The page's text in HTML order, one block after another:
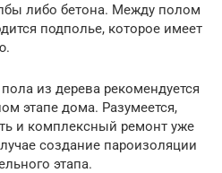
либо бетона. Между полом
подполье, которое имеет
из дерева рекомендуется
этапе дома. Разумеется,
и комплексный ремонт уже
создание пароизоляции
этапа.